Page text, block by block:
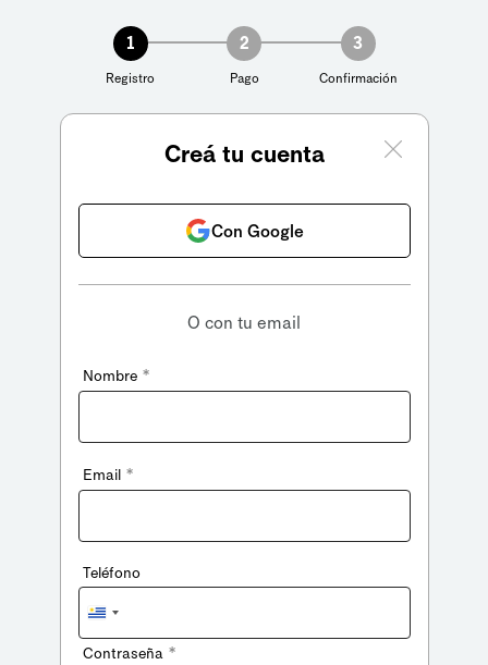
1
Registro
2
Pago
3
Confirmación
Creá tu cuenta
Con Google
O con tu email
Nombre *
Email *
Teléfono
Uruguay
+598
Contraseña *